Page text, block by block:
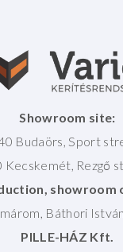
Showroom site:
Budaörs, Sport
Kecskemét, Rezgő
showroom
Báthori
PILLE-HÁZ Kft.